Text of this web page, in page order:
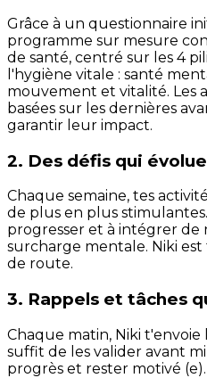
Grâce à un questionnaire
programme sur mesure
de santé, centré sur les 4
l'hygiène vitale : santé
mouvement et vitalité. Les
basées sur les dernières
garantir leur impact.
2. Des défis qui
Chaque semaine, tes
de plus en plus
progresser et à intégrer de
surcharge mentale. Niki
de route.
3. Rappels et tâches
Chaque matin, Niki
suffit de les valider avant
progrès et rester motivé (e).